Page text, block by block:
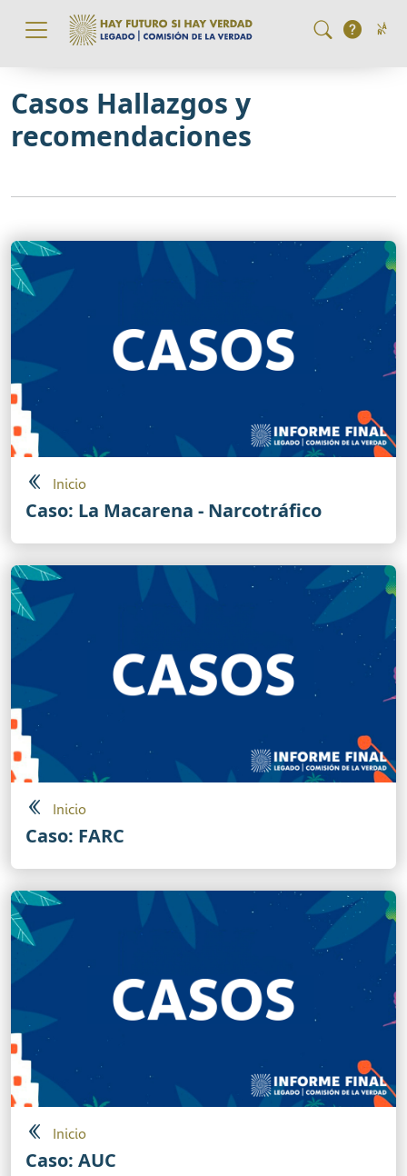
Pasar al contenido principal
Casos Hallazgos y
recomendaciones
Inicio
Caso: La Macarena - Narcotráfico
Inicio
Caso: FARC
Inicio
Caso: AUC